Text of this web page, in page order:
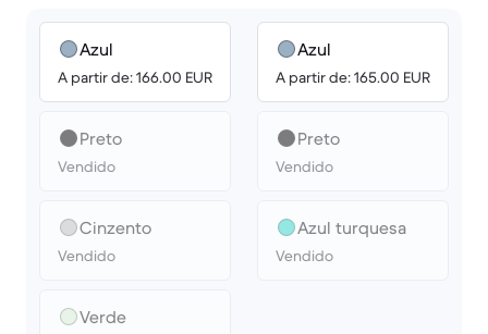
Azul
A partir de: 166.00 EUR
Preto
Vendido
Cinzento
Vendido
Verde
Azul
A partir de: 165.00 EUR
Preto
Vendido
Azul turquesa
Vendido